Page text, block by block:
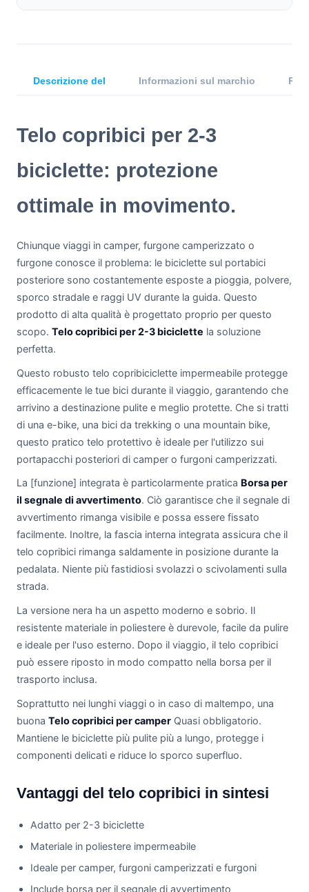
Descrizione del Informazioni sul marchio
Telo copribici per 2-3
biciclette: protezione
ottimale in movimento.
Chiunque viaggi in camper, furgone camperizzato o
furgone conosce il problema: le biciclette sul portabici
posteriore sono costantemente esposte a pioggia, polvere,
sporco stradale e raggi UV durante la guida. Questo
prodotto di alta qualità è progettato proprio per questo
scopo. Telo copribici per 2-3 biciclette la soluzione
perfetta.
Questo robusto telo copribiciclette impermeabile protegge
efficacemente le tue bici durante il viaggio, garantendo che
arrivino a destinazione pulite e meglio protette. Che si tratti
di una e-bike, una bici da trekking o una mountain bike,
questo pratico telo protettivo è ideale per l'utilizzo sui
portapacchi posteriori di camper o furgoni camperizzati.
La [funzione] integrata è particolarmente pratica Borsa per
il segnale di avvertimento. Ciò garantisce che il segnale di
avvertimento rimanga visibile e possa essere fissato
facilmente. Inoltre, la fascia interna integrata assicura che il
telo copribici rimanga saldamente in posizione durante la
pedalata. Niente più fastidiosi svolazzi o scivolamenti sulla
strada.
La versione nera ha un aspetto moderno e sobrio. Il
resistente materiale in poliestere è durevole, facile da pulire
e ideale per l'uso esterno. Dopo il viaggio, il telo copribici
può essere riposto in modo compatto nella borsa per il
trasporto inclusa.
Soprattutto nei lunghi viaggi o in caso di maltempo, una
buona Telo copribici per camper Quasi obbligatorio.
Mantiene le biciclette più pulite più a lungo, protegge i
componenti delicati e riduce lo sporco superfluo.
Vantaggi del telo copribici in sintesi
Adatto per 2-3 biciclette
Materiale in poliestere impermeabile
Ideale per camper, furgoni camperizzati e furgoni
Include borsa per il segnale di avvertimento